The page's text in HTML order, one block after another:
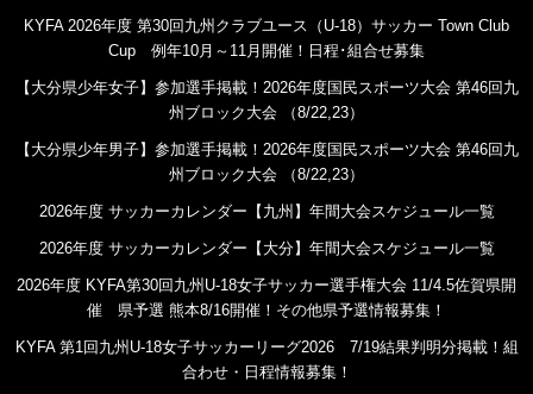
KYFA 2026年度 第30回九州クラブユース（U-18）サッカー Town Club
Cup 例年10月～11月開催！日程･組合せ募集
【大分県少年女子】参加選手掲載！2026年度国民スポーツ大会 第46回九
州ブロック大会 （8/22,23）
【大分県少年男子】参加選手掲載！2026年度国民スポーツ大会 第46回九
州ブロック大会 （8/22,23）
2026年度 サッカーカレンダー【九州】年間大会スケジュール一覧
2026年度 サッカーカレンダー【大分】年間大会スケジュール一覧
2026年度 KYFA第30回九州U-18女子サッカー選手権大会 11/4.5佐賀県開
催 県予選 熊本8/16開催！その他県予選情報募集！
KYFA 第1回九州U-18女子サッカーリーグ2026 7/19結果判明分掲載！組
合わせ・日程情報募集！